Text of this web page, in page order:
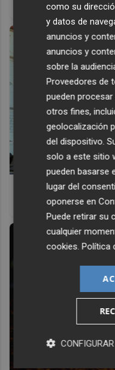
La ciencia explica por
¿De verdad hacen
Costumbres que
como su
y datos de
anuncios y
anuncios y
sobre la
Proveedores de
pueden
otros fines,
geolocalización
del dispositivo.
solo a este sitio
pueden basarse
lugar del
oponerse en
Puede retirar su
cualquier
cookies.Política
CONFIGURAR